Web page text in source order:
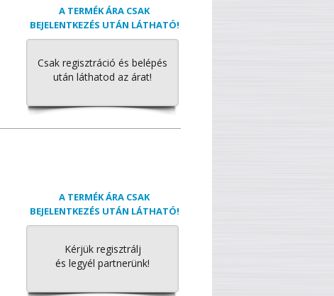
A TERMÉK ÁRA CSAK
BEJELENTKEZÉS UTÁN LÁTHATÓ!
Csak regisztráció és belépés
után láthatod az árat!
A TERMÉK ÁRA CSAK
BEJELENTKEZÉS UTÁN LÁTHATÓ!
Kérjük regisztrálj
és legyél partnerünk!